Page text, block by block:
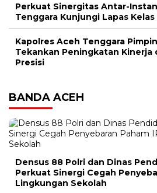
Perkuat Sinergitas Antar-
Tenggara Kunjungi Lapas
Kapolres Aceh Tenggara
Tekankan Peningkatan Kinerja
Presisi
BANDA ACEH
Densus 88 Polri dan Dinas
Perkuat Sinergi Cegah
Lingkungan Sekolah